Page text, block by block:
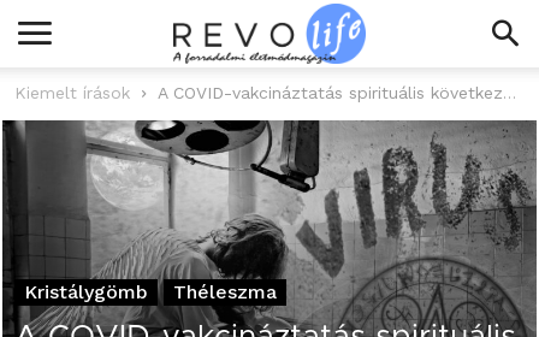
Kiemelt írások A COVID-vakcináztatás spirituális következményei
Kristálygömb Théleszma